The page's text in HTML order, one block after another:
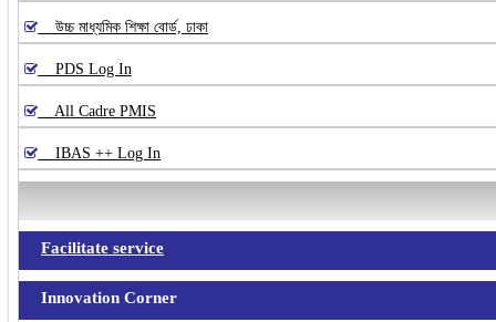
উচ্চ মাধ্যমিক শিক্ষা বোর্ড, ঢাকা
PDS Log In
All Cadre PMIS
IBAS ++ Log In
Facilitate service
Innovation Corner